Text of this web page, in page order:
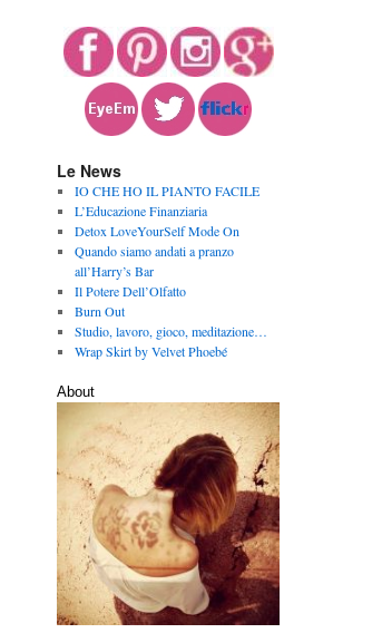
Le News
IO CHE HO IL PIANTO FACILE
L’Educazione Finanziaria
Detox LoveYourSelf Mode On
Quando siamo andati a pranzo
all’Harry’s Bar
Il Potere Dell’Olfatto
Burn Out
Studio, lavoro, gioco, meditazione…
Wrap Skirt by Velvet Phoebé
About